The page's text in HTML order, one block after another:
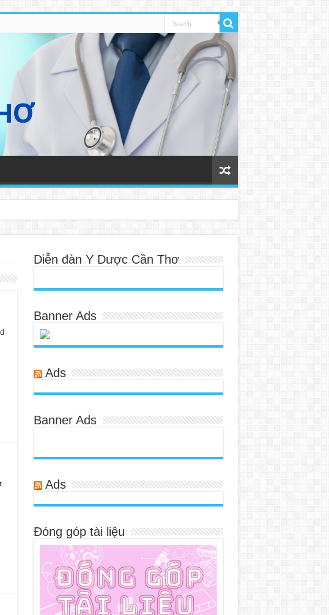
Diễn đàn Y Dược Cần Thơ
Banner Ads
Ads
Banner Ads
Ads
Đóng góp tài liệu